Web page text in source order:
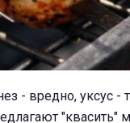
- вредно, уксус -
"квасить"